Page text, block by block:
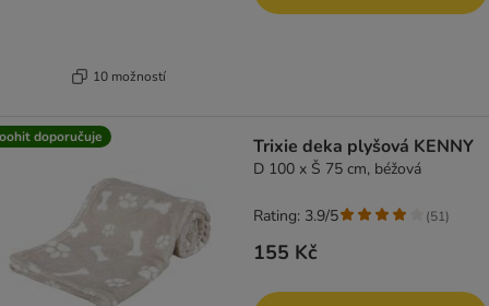
10 možností
doporučuje Trixie deka plyšová KENNY
D 100 x Š 75 cm, béžová
155 Kč
Rating: 3.9/5 (51)